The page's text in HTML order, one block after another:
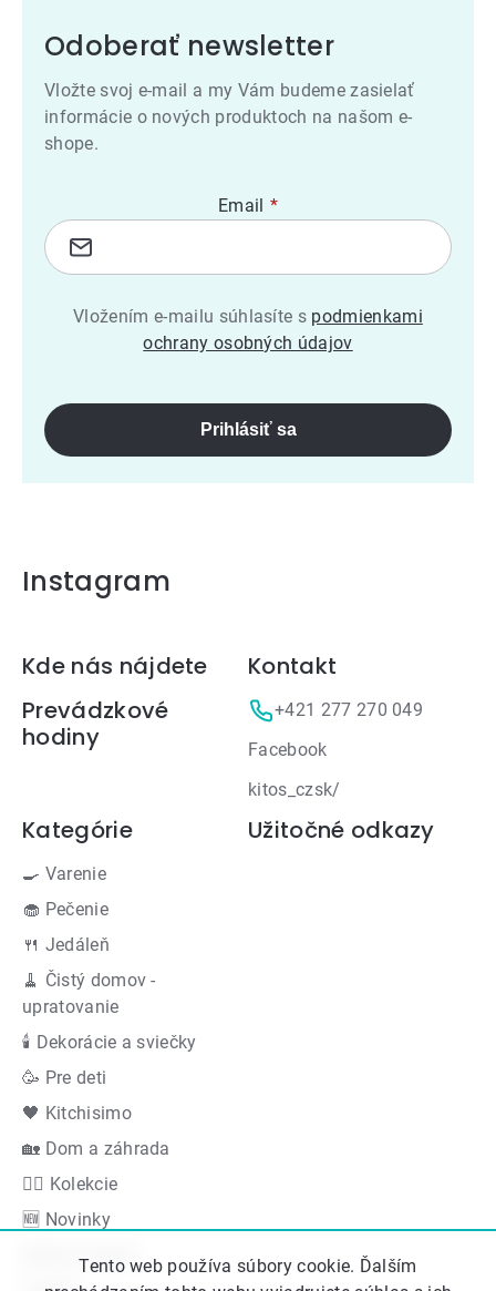
Tento web používa súbory cookie. Ďalším
Odoberať newsletter
Vložte svoj e-mail a my Vám budeme zasielať
informácie o nových produktoch na našom e-
shope.
Email
Vložením e-mailu súhlasíte s podmienkami
ochrany osobných údajov
Prihlásiť sa
Instagram
Zápätie
Kde nás nájdete
Prevádzkové
hodiny
Kontakt
+421 277 270 049
Facebook
kitos_czsk/
Kategórie
🍳 Varenie
🧁 Pečenie
🍴 Jedáleň
🧹 Čistý domov -
upratovanie
🕯 Dekorácie a sviečky
🥳 Pre deti
🖤 Kitchisimo
🏡 Dom a záhrada
👍🏻 Kolekcie
🆕 Novinky
Akčná ponuka
Užitočné odkazy